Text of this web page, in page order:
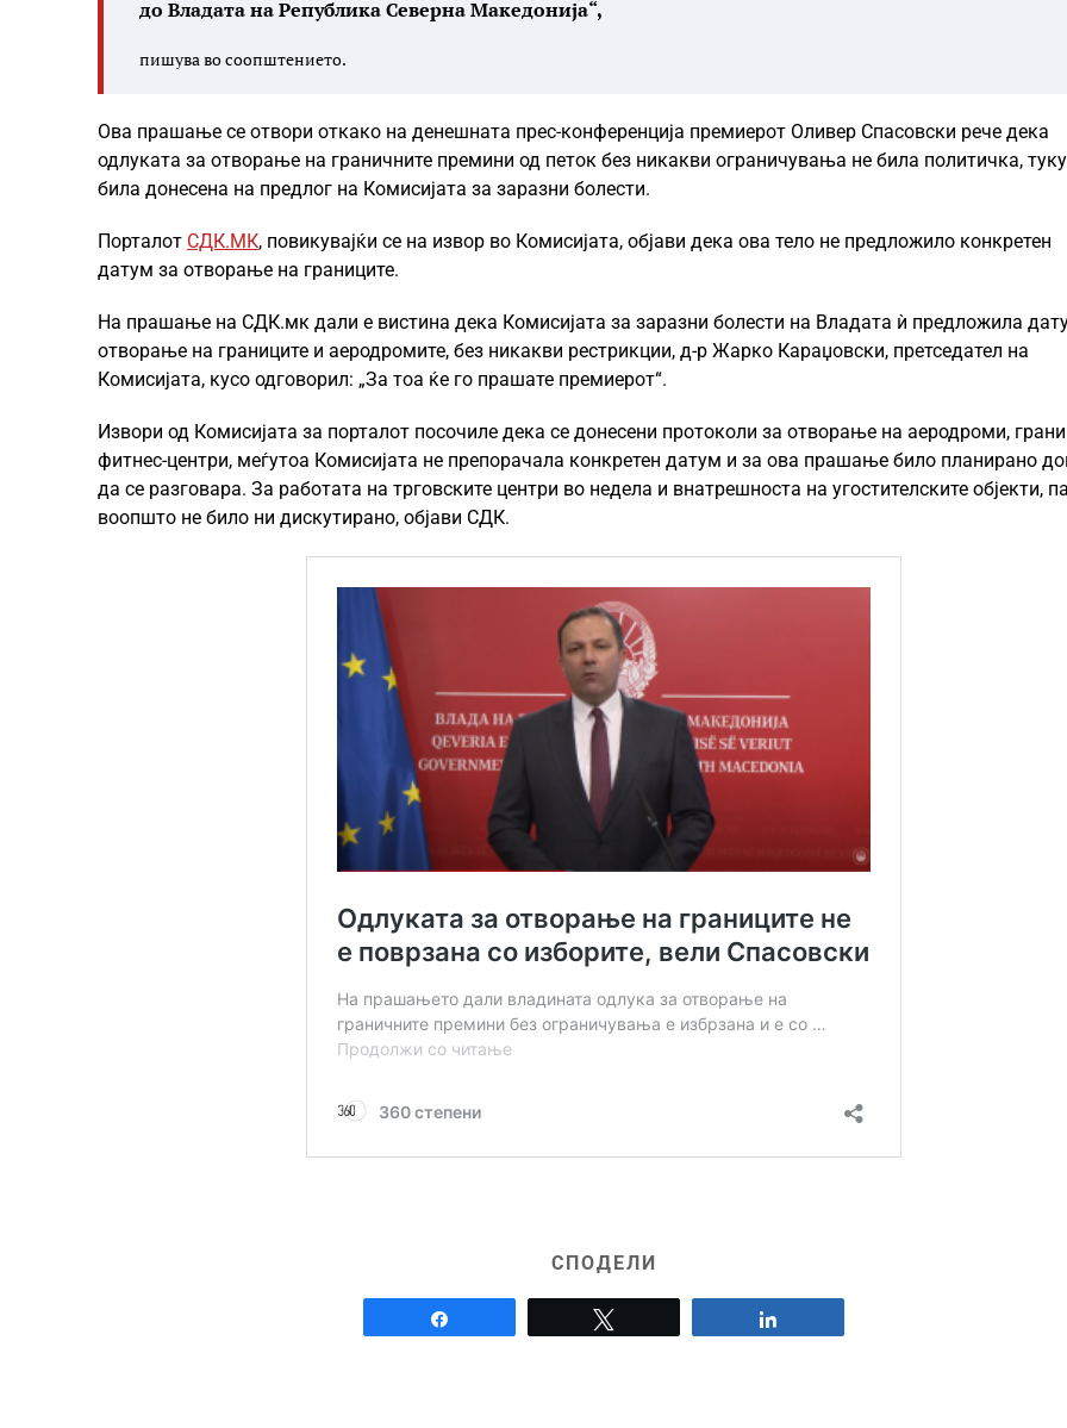
до Владата на Република Северна Македонија“,
пишува во соопштението.
Ова прашање се отвори откако на денешната прес-конференција премиерот Оливер Спасовски рече дека
одлуката за отворање на граничните премини од петок без никакви ограничувања не била политичка, туку
била донесена на предлог на Комисијата за заразни болести.
Порталот СДК.МК, повикувајќи се на извор во Комисијата, објави дека ова тело не предложило конкретен
датум за отворање на границите.
На прашање на СДК.мк дали е вистина дека Комисијата за заразни болести на Владата ѝ предложила
отворање на границите и аеродромите, без никакви рестрикции, д-р Жарко Караџовски, претседател на
Комисијата, кусо одговорил: „За тоа ќе го прашате премиерот“.
Извори од Комисијата за порталот посочиле дека се донесени протоколи за отворање на аеродроми,
фитнес-центри, меѓутоа Комисијата не препорачала конкретен датум и за ова прашање било планирано
да се разговара. За работата на трговските центри во недела и внатрешноста на угостителските објекти,
воопшто не било ни дискутирано, објави СДК.
СПОДЕЛИ